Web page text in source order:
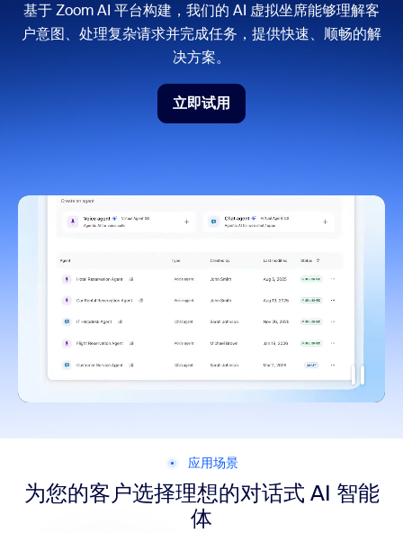
基于 Zoom AI 平台构建，我们的 AI 虚拟坐席能够理解客
户意图、处理复杂请求并完成任务，提供快速、顺畅的解
决方案。
立即试用
立即试用
应用场景
为您的客户选择理想的对话式 AI 智能
体